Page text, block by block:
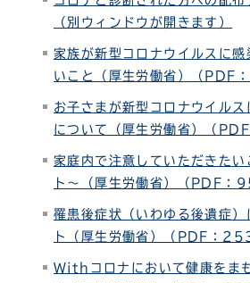
（別ウィンドウが開きます）
家族が新型コロナウイルスに感
いこと（厚生労働省）（PDF
お子さまが新型コロナウイル
について（厚生労働省）（
家庭内で注意していただきた
ト～（厚生労働省）（PDF：
罹患後症状（いわゆる後遺症）
ト（厚生労働省）（PDF：
Withコロナにおいて健康をま